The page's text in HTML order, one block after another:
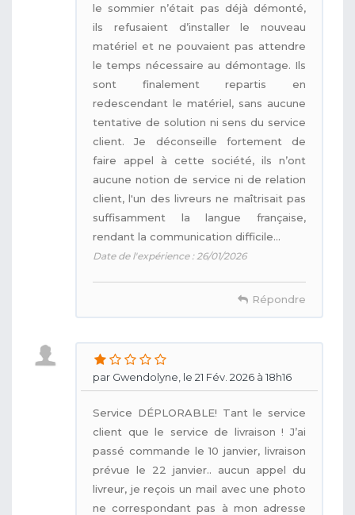
le sommier n’était pas déjà démonté,
ils refusaient d’installer le nouveau
matériel et ne pouvaient pas attendre
le temps nécessaire au démontage. Ils
sont finalement repartis en
redescendant le matériel, sans aucune
tentative de solution ni sens du service
client. Je déconseille fortement de
faire appel à cette société, ils n’ont
aucune notion de service ni de relation
client, l'un des livreurs ne maîtrisait pas
suffisamment la langue française,
rendant la communication difficile...
Date de l'expérience : 26/01/2026
Répondre
par Gwendolyne, le 21 Fév. 2026 à 18h16
Service DÉPLORABLE! Tant le service
client que le service de livraison ! J’ai
passé commande le 10 janvier, livraison
prévue le 22 janvier.. aucun appel du
livreur, je reçois un mail avec une photo
ne correspondant pas à mon adresse